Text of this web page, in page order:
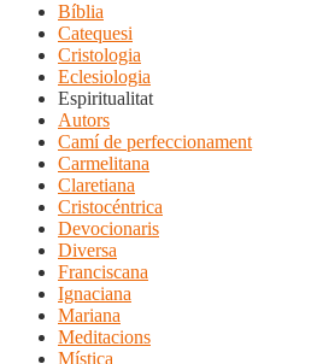
Bíblia
Catequesi
Cristologia
Eclesiologia
Espiritualitat
Autors
Camí de perfeccionament
Carmelitana
Claretiana
Cristocéntrica
Devocionaris
Diversa
Franciscana
Ignaciana
Mariana
Meditacions
Mística